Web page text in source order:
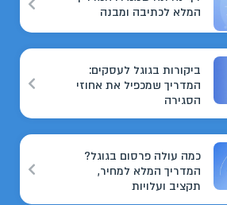
המלא לכתיבה ומבנה
ביקורות בגוגל לעסקים:
המדריך שמכפיל את אחוזי
הסגירה
כמה עולה פרסום בגוגל?
המדריך המלא למחיר,
תקציב ועלויות